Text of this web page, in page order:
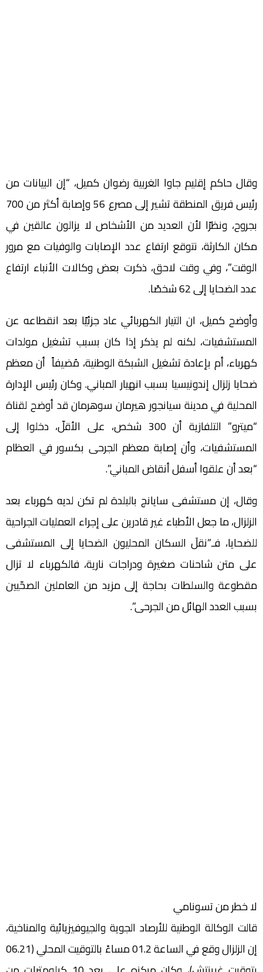
وقال حاكم إقليم جاوا الغربية رضوان كميل، “إن البيانات من
رئيس فريق المنطقة تشير إلى مصرع 56 وإصابة أكثر من 700
بجروح، ونظرًا لأن العديد من الأشخاص لا يزالون عالقين في
مكان الكارثة، نتوقع ارتفاع عدد الإصابات والوفيات مع مرور
الوقت”، وفي وقت لاحق، ذكرت بعض وكالات الأنباء ارتفاع
عدد الضحايا إلى 62 شخصًا.
وأوضح كميل، ان التيار الكهربائي عاد جزئيًا بعد انقطاعه عن
المستشفيات، لكنه لم يذكر إذا كان بسبب تشغيل مولدات
كهرباء، أم بإعادة تشغيل الشبكة الوطنية، مُضيفاً أن معظم
ضحايا زلزال إندونيسيا بسبب انهيار المباني. وكان رئيس الإدارة
المحلية في مدينة سيانجور هيرمان سوهرمان قد أوضح لقناة
“ميترو” التلفازية أن 300 شخص، على الأقلّ، دخلوا إلى
المستشفيات، وأن إصابة معظم الجرحى بكسور في العظام
“بعد أن علقوا أسفل أنقاض المباني”.
وقال، إن مستشفى سايانج بالبلدة لم تكن لديه كهرباء بعد
الزلزال، ما جعل الأطباء غير قادرين على إجراء العمليات الجراحية
للضحايا، فـ”نقلَ السكان المحليون الضحايا إلى المستشفى
على متن شاحنات صغيرة ودراجات نارية، فالكهرباء لا تزال
مقطوعة والسلطات بحاجة إلى مزيد من العاملين الصحّيين
بسبب العدد الهائل من الجرحى”.
لا خطر من تسونامي
قالت الوكالة الوطنية للأرصاد الجوية والجيوفيزيائية والمناخية،
إن الزلزال وقع في الساعة 01.2 مساءً بالتوقيت المحلي (06.21